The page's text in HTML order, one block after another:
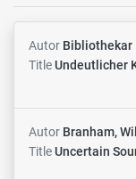
Autor Bibliothekar
TitleUndeutlicher
Autor Branham,
TitleUncertain